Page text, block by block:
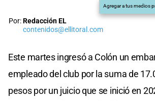
Agregar a tus medios
Por:Redacción EL
contenidos@ellitoral.com
Este martes ingresó a Colón un
empleado del club por la suma de
pesos por un juicio que se inició en